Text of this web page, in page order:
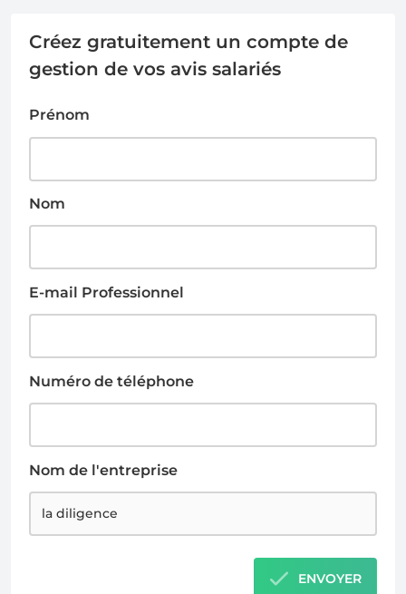
Créez gratuitement un compte de
gestion de vos avis salariés
Prénom
Nom
E-mail Professionnel
Numéro de téléphone
Nom de l'entreprise
ENVOYER